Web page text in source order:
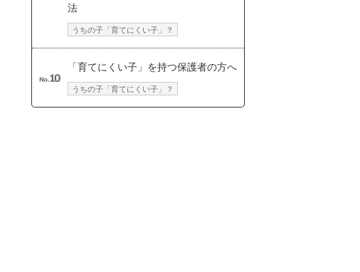
法
うちの子「育てにくい子」？
「育てにくい子」を持つ保護者の方へ
うちの子「育てにくい子」？